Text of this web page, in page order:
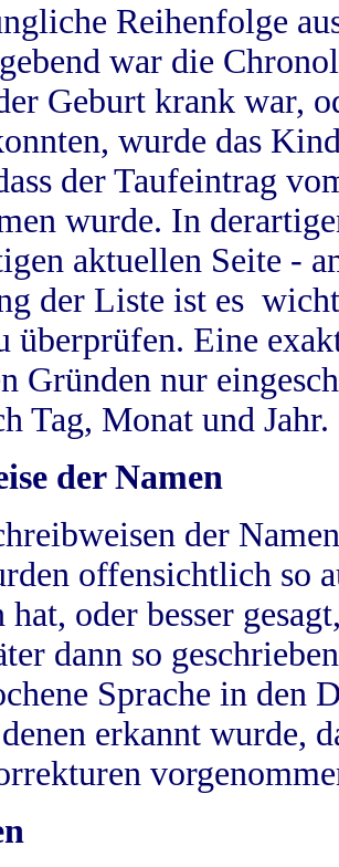
Reihenfolge
war die
Geburt krank war,
wurde das
der Taufeintrag
wurde. In
aktuellen Seite -
der Liste ist es
überprüfen. Eine
Gründen nur
Tag, Monat und Jahr.
der Namen
der
offensichtlich so
hat, oder besser
dann so
Sprache in
erkannt wurde,